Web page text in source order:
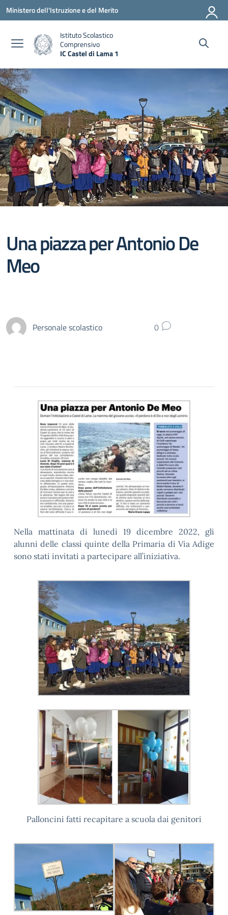
Vai ai contenuti
Vai al menu di navigazione
Vai al footer
Ministero dell'Istruzione e del Merito
Istituto Scolastico
Comprensivo
IC Castel di Lama 1
Una piazza per Antonio De
Meo
Personale scolastico 0
Nella mattinata di lunedì 19 dicembre 2022, gli
alunni delle classi quinte della Primaria di Via Adige
sono stati invitati a partecipare all’iniziativa.
Palloncini fatti recapitare a scuola dai genitori